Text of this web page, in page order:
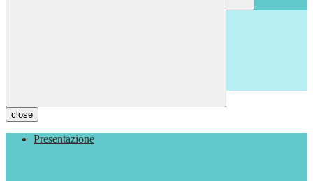
close
Presentazione